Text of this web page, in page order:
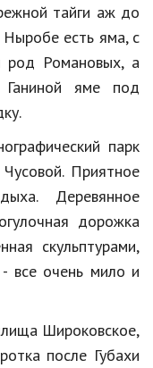
тайги аж до
есть яма, с
род Романовых, а
Ганиной яме под
парк
Приятное
Деревянное
дорожка
скульптурами,
все очень мило и
Широковское,
после Губахи